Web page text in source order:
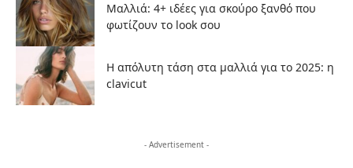
Μαλλιά: 4+ ιδέες για σκούρο ξανθό που
φωτίζουν το look σου
Η απόλυτη τάση στα μαλλιά για το 2025: η
clavicut
- Advertisement -